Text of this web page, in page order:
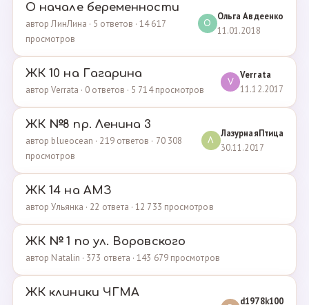
О начале беременности
автор ЛинЛина · 5 ответов · 14 617
просмотров
О
Ольга Авдеенко
11.01.2018
ЖК 10 на Гагарина
автор Verrata · 0 ответов · 5 714 просмотров
V
Verrata
11.12.2017
ЖК №8 пр. Ленина 3
автор blueocean · 219 ответов · 70 308
просмотров
Л
ЛазурнаяПтица
30.11.2017
ЖК 14 на АМЗ
автор Ульянка · 22 ответа · 12 733 просмотров
ЖК № 1 по ул. Воровского
автор Natalin · 373 ответа · 143 679 просмотров
ЖК клиники ЧГМА
d1978k100